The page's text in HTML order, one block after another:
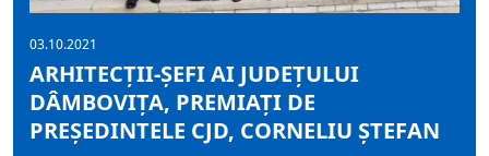
03.10.2021
ARHITECȚII-ȘEFI AI JUDEȚULUI
DÂMBOVIȚA, PREMIAȚI DE
PREȘEDINTELE CJD, CORNELIU ȘTEFAN